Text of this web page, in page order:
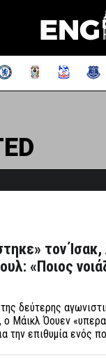
τον Ίσακ,
«Ποιος
δεύτερης
Μάικλ Όουεν
την επιθυμία ενός